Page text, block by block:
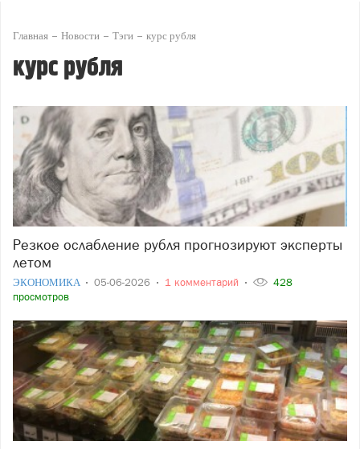
Главная Новости Тэги курс рубля
курс рубля
Резкое ослабление рубля прогнозируют эксперты
летом
ЭКОНОМИКА 05-06-2026 1 комментарий
428
просмотров